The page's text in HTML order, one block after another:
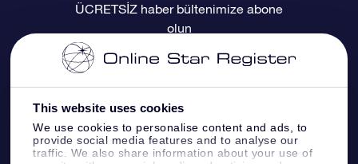
This website uses cookies
We use cookies to personalise content and ads, to
provide social media features and to analyse our
traffic. We also share information about your use of
Değerlendirmeler
OSR Hediye Kartı
Kurumsal hediyeler
Kişiselleştirilmiş Yıldız Sayfası
Bir Milyon Yıldız
OSR Starsaver
Fly me to the stars VR sanal gerçeklik
uygulaması
Ödeme bilgileri
Sevkiyat bilgileri
İade Politikası
Takımyıldızı
ÜCRETSİZ haber bültenimize abone
olun